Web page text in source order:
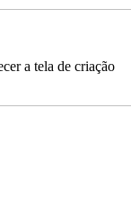
a tela de criação